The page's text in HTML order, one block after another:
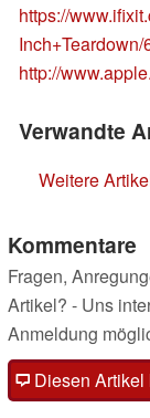
https://
Inch+Teardown/
http://
Verwandte
Weitere
Kommentare
Fragen,
Artikel? - Uns
Anmeldung
Diesen Artikel